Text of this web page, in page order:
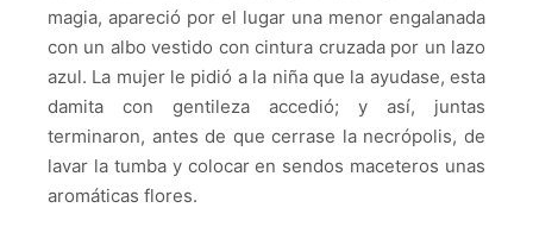
magia, apareció por el lugar una menor engalanada
con un albo vestido con cintura cruzada por un lazo
azul. La mujer le pidió a la niña que la ayudase, esta
damita con gentileza accedió; y así, juntas
terminaron, antes de que cerrase la necrópolis, de
lavar la tumba y colocar en sendos maceteros unas
aromáticas flores.